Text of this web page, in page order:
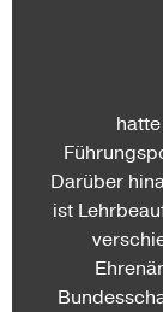
Darüber
ist